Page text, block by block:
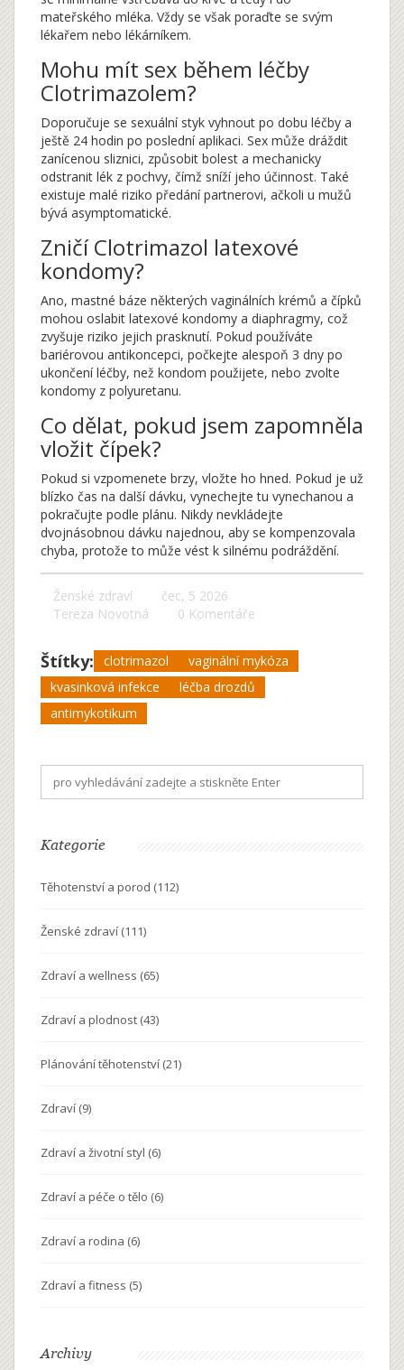
mateřského mléka. Vždy se však poraďte se svým
lékařem nebo lékárníkem.
Mohu mít sex během léčby
Clotrimazolem?
Doporučuje se sexuální styk vyhnout po dobu léčby a
ještě 24 hodin po poslední aplikaci. Sex může dráždit
zanícenou sliznici, způsobit bolest a mechanicky
odstranit lék z pochvy, čímž sníží jeho účinnost. Také
existuje malé riziko předání partnerovi, ačkoli u mužů
bývá asymptomatické.
Zničí Clotrimazol latexové
kondomy?
Ano, mastné báze některých vaginálních krémů a čípků
mohou oslabit latexové kondomy a diaphragmy, což
zvyšuje riziko jejich prasknutí. Pokud používáte
bariérovou antikoncepci, počkejte alespoň 3 dny po
ukončení léčby, než kondom použijete, nebo zvolte
kondomy z polyuretanu.
Co dělat, pokud jsem zapomněla
vložit čípek?
Pokud si vzpomenete brzy, vložte ho hned. Pokud je už
blízko čas na další dávku, vynechejte tu vynechanou a
pokračujte podle plánu. Nikdy nevkládejte
dvojnásobnou dávku najednou, aby se kompenzovala
chyba, protože to může vést k silnému podráždění.
Ženské zdraví
čec, 5 2026
Tereza Novotná
0 Komentáře
Štítky: clotrimazol
vaginální mykóza
kvasinková infekce
léčba drozdů
antimykotikum
Kategorie
Těhotenství a porod (112)
Ženské zdraví (111)
Zdraví a wellness (65)
Zdraví a plodnost (43)
Plánování těhotenství (21)
Zdraví (9)
Zdraví a životní styl (6)
Zdraví a péče o tělo (6)
Zdraví a rodina (6)
Zdraví a fitness (5)
Archivy